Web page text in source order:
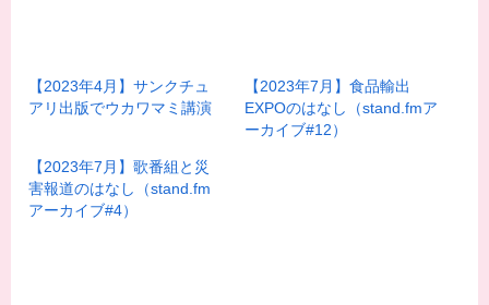
【2023年4月】サンクチュ
アリ出版でウカワマミ講演
【2023年7月】食品輸出
EXPOのはなし（stand.fmア
ーカイブ#12）
【2023年7月】歌番組と災
害報道のはなし（stand.fm
アーカイブ#4）